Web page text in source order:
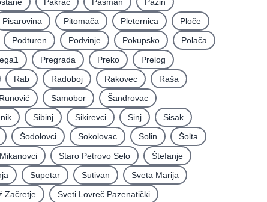
Pisarovina Pitomača Pleternica
Ploče
Podturen Podvinje Pokupsko
Polača
Pregrada Preko
Prelog
Rab Radoboj Rakovec
Raša
Runović Samobor
Šandrovac
Sibinj Sikirevci Sinj
Sisak
Šodolovci Sokolovac Solin
Šolta
Staro Petrovo Selo
Štefanje
Supetar Sutivan
Sveta Marija
Začretje
Sveti Lovreč Pazenatički